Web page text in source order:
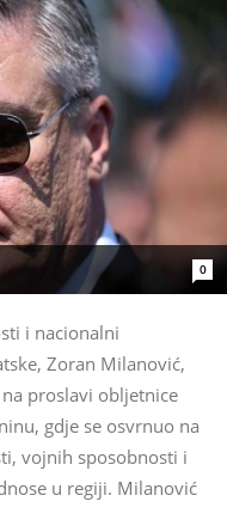
0
i nacionalni
Zoran Milanović,
proslavi obljetnice
gdje se osvrnuo na
vojnih sposobnosti i
u regiji. Milanović